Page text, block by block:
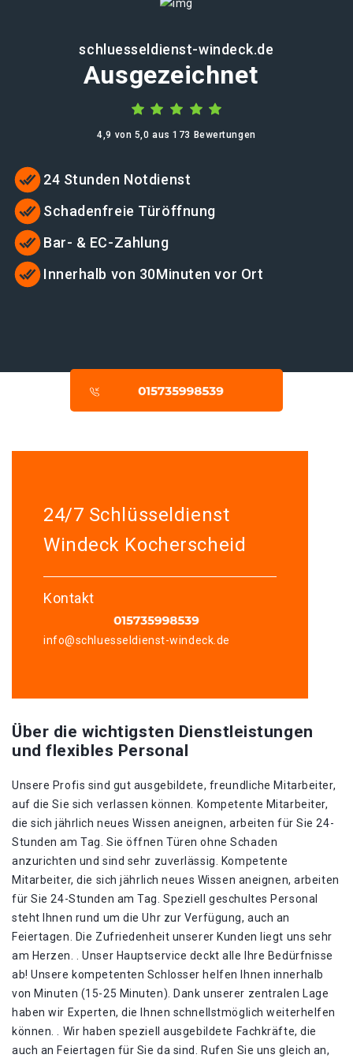
schluesseldienst-windeck.de
Ausgezeichnet
4,9 von 5,0 aus 173 Bewertungen
24 Stunden Notdienst
Schadenfreie Türöffnung
Bar- & EC-Zahlung
Innerhalb von 30Minuten vor Ort
24/7 Schlüsseldienst
Windeck Kocherscheid
Kontakt
info@schluesseldienst-windeck.de
Über die wichtigsten Dienstleistungen
und flexibles Personal
Unsere Profis sind gut ausgebildete, freundliche Mitarbeiter,
auf die Sie sich verlassen können. Kompetente Mitarbeiter,
die sich jährlich neues Wissen aneignen, arbeiten für Sie 24-
Stunden am Tag. Sie öffnen Türen ohne Schaden
anzurichten und sind sehr zuverlässig. Kompetente
Mitarbeiter, die sich jährlich neues Wissen aneignen, arbeiten
für Sie 24-Stunden am Tag. Speziell geschultes Personal
steht Ihnen rund um die Uhr zur Verfügung, auch an
Feiertagen. Die Zufriedenheit unserer Kunden liegt uns sehr
am Herzen. . Unser Hauptservice deckt alle Ihre Bedürfnisse
ab! Unsere kompetenten Schlosser helfen Ihnen innerhalb
von Minuten (15-25 Minuten). Dank unserer zentralen Lage
haben wir Experten, die Ihnen schnellstmöglich weiterhelfen
können. . Wir haben speziell ausgebildete Fachkräfte, die
auch an Feiertagen für Sie da sind. Rufen Sie uns gleich an,